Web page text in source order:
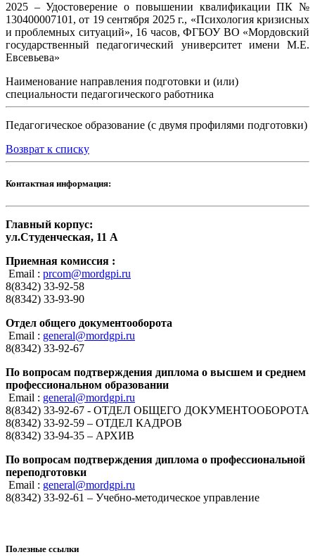
2025 – Удостоверение о повышении квалификации ПК №
130400007101, от 19 сентября 2025 г., «Психология кризисных
и проблемных ситуаций», 16 часов, ФГБОУ ВО «Мордовский
государственный педагогический университет имени М.Е.
Евсевьева»
Наименование направления подготовки и (или)
специальности педагогического работника
Педагогическое образование (с двумя профилями подготовки)
Возврат к списку
Контактная информация:
Главный корпус:
ул.Студенческая, 11 А
Приемная комиссия :
Email : prcom@mordgpi.ru
8(8342) 33-92-58
8(8342) 33-93-90
Отдел общего документооборота
Email : general@mordgpi.ru
8(8342) 33-92-67
По вопросам подтверждения диплома о высшем и среднем
профессиональном образовании
Email : general@mordgpi.ru
8(8342) 33-92-67 - ОТДЕЛ ОБЩЕГО ДОКУМЕНТООБОРОТА
8(8342) 33-92-59 – ОТДЕЛ КАДРОВ
8(8342) 33-94-35 – АРХИВ
По вопросам подтверждения диплома о профессиональной
переподготовки
Email : general@mordgpi.ru
8(8342) 33-92-61 – Учебно-методическое управление
Полезные ссылки